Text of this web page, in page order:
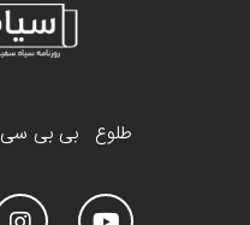
طلوع بی بی سی